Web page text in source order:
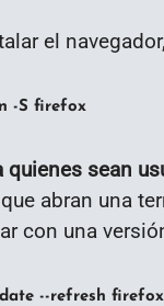
el
-S firefox
quienes sean
abran una
con una
--refresh firefox